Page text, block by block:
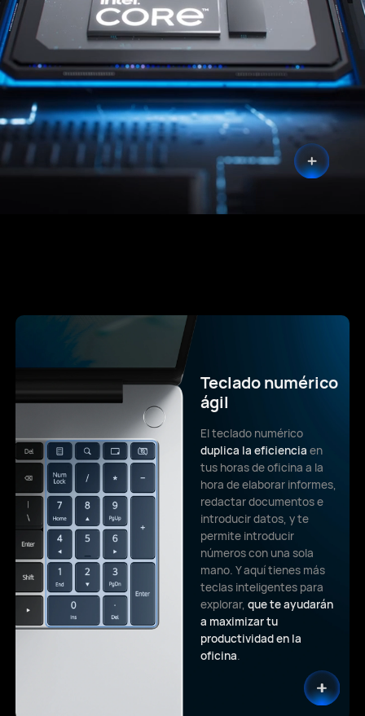
Teclado numérico
ágil
El teclado numérico
duplica la eficiencia en
tus horas de oficina a la
hora de elaborar informes,
redactar documentos e
introducir datos, y te
permite introducir
números con una sola
mano. Y aquí tienes más
teclas inteligentes para
explorar,que te ayudarán
a maximizar tu
productividad en la
oficina